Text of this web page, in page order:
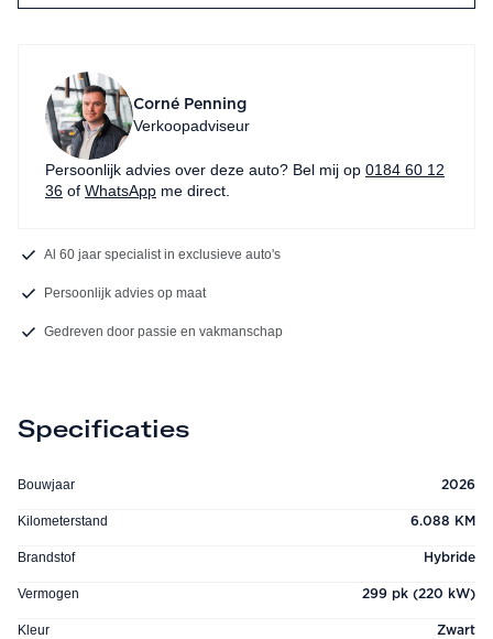
Corné Penning
Verkoopadviseur
Persoonlijk advies over deze auto? Bel mij op 0184 60 12
36 of WhatsApp me direct.
Al 60 jaar specialist in exclusieve auto's
Persoonlijk advies op maat
Gedreven door passie en vakmanschap
Specificaties
Bouwjaar 2026
Kilometerstand 6.088 KM
Brandstof Hybride
Vermogen 299 pk (220 kW)
Kleur Zwart